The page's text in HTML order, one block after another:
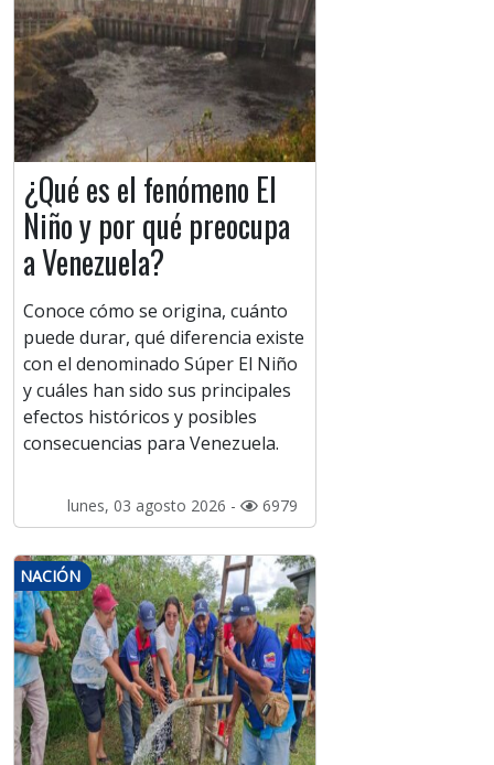
¿Qué es el fenómeno El
Niño y por qué preocupa
a Venezuela?
Conoce cómo se origina, cuánto
puede durar, qué diferencia existe
con el denominado Súper El Niño
y cuáles han sido sus principales
efectos históricos y posibles
consecuencias para Venezuela.
lunes, 03 agosto 2026 - 6979
NACIÓN